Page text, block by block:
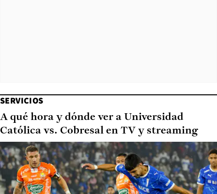
SERVICIOS
A qué hora y dónde ver a Universidad
Católica vs. Cobresal en TV y streaming